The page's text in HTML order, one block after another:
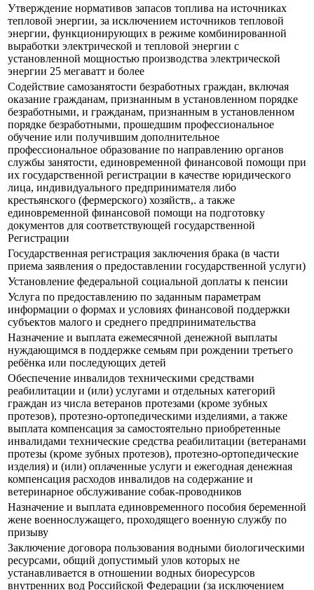
Утверждение нормативов запасов топлива на источниках
тепловой энергии, за исключением источников тепловой
энергии, функционирующих в режиме комбинированной
выработки электрической и тепловой энергии с
установленной мощностью производства электрической
энергии 25 мегаватт и более
Содействие самозанятости безработных граждан, включая
оказание гражданам, признанным в установленном порядке
безработными, и гражданам, признанным в установленном
порядке безработными, прошедшим профессиональное
обучение или получившим дополнительное
профессиональное образование по направлению органов
службы занятости, единовременной финансовой помощи при
их государственной регистрации в качестве юридического
лица, индивидуального предпринимателя либо
крестьянского (фермерского) хозяйств,. а также
единовременной финансовой помощи на подготовку
документов для соответствующей государственной
Регистрации
Государственная регистрация заключения брака (в части
приема заявления о предоставлении государственной услуги)
Установление федеральной социальной доплаты к пенсии
Услуга по предоставлению по заданным параметрам
информации о формах и условиях финансовой поддержки
субъектов малого и среднего предпринимательства
Назначение и выплата ежемесячной денежной выплаты
нуждающимся в поддержке семьям при рождении третьего
ребёнка или последующих детей
Обеспечение инвалидов техническими средствами
реабилитации и (или) услугами и отдельных категорий
граждан из числа ветеранов протезами (кроме зубных
протезов), протезно-ортопедическими изделиями, а также
выплата компенсация за самостоятельно приобретенные
инвалидами технические средства реабилитации (ветеранами
протезы (кроме зубных протезов), протезно-ортопедические
изделия) и (или) оплаченные услуги и ежегодная денежная
компенсация расходов инвалидов на содержание и
ветеринарное обслуживание собак-проводников
Назначение и выплата единовременного пособия беременной
жене военнослужащего, проходящего военную службу по
призыву
Заключение договора пользования водными биологическими
ресурсами, общий допустимый улов которых не
устанавливается в отношении водных биоресурсов
внутренних вод Российской Федерации (за исключением